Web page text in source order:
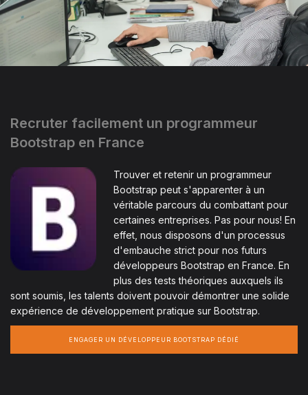
Recruter facilement un programmeur
Bootstrap en France
Trouver et retenir un programmeur
Bootstrap peut s'apparenter à un
véritable parcours du combattant pour
certaines entreprises. Pas pour nous! En
effet, nous disposons d'un processus
d'embauche strict pour nos futurs
développeurs Bootstrap en France. En
plus des tests théoriques auxquels ils
sont soumis, les talents doivent pouvoir démontrer une solide
expérience de développement pratique sur Bootstrap.
ENGAGER UN DÉVELOPPEUR BOOTSTRAP DÉDIÉ